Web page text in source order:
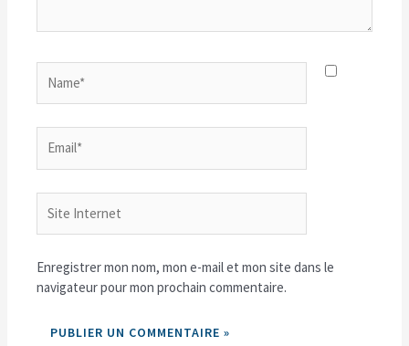
Internet
Enregistrer mon nom, mon e-mail et mon site dans le
navigateur pour mon prochain commentaire.